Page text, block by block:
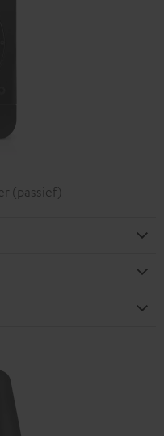
(passief)